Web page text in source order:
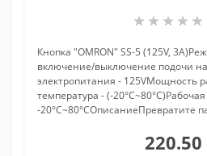
Кнопка "OMRON" SS-5 (125V,
включение/выключение подочи
электропитания - 125VМощность
температура - (-
-20°C~80°CОписаниеПревратите
220.50